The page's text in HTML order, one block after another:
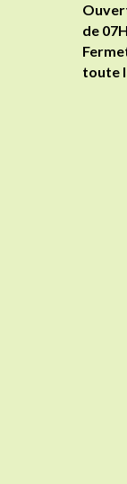
de
toute